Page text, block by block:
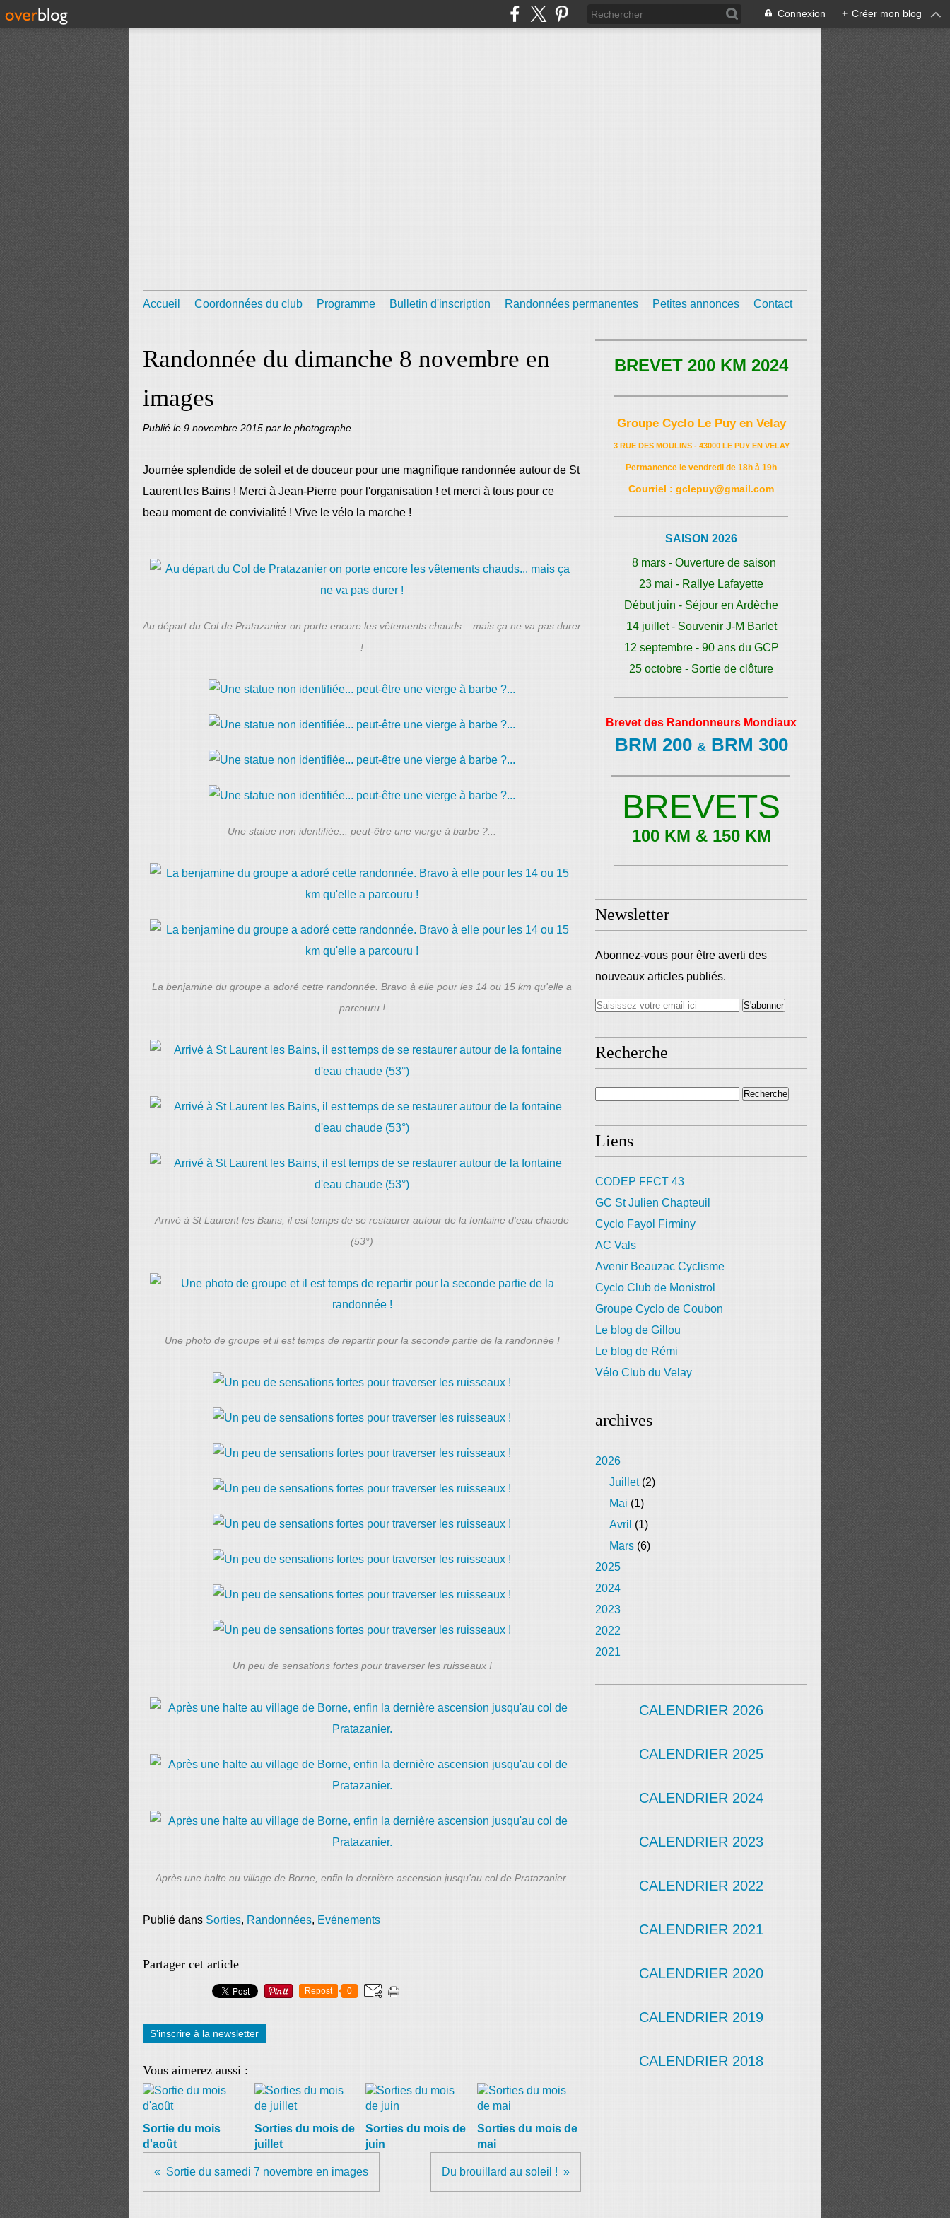
Connexion + Créer mon blog
Accueil Coordonnées du club Programme Bulletin d'inscription Randonnées permanentes Petites annonces Contact
Randonnée du dimanche 8 novembre en
images
Publié le 9 novembre 2015 par le photographe
Journée splendide de soleil et de douceur pour une magnifique randonnée autour de St
Laurent les Bains ! Merci à Jean-Pierre pour l'organisation ! et merci à tous pour ce
beau moment de convivialité ! Vive le vélo la marche !
Au départ du Col de Pratazanier on porte encore les vêtements chauds... mais ça ne va pas durer
!
Une statue non identifiée... peut-être une vierge à barbe ?...
La benjamine du groupe a adoré cette randonnée. Bravo à elle pour les 14 ou 15 km qu'elle a
parcouru !
Arrivé à St Laurent les Bains, il est temps de se restaurer autour de la fontaine d'eau chaude
(53°)
Une photo de groupe et il est temps de repartir pour la seconde partie de la randonnée !
Un peu de sensations fortes pour traverser les ruisseaux !
Après une halte au village de Borne, enfin la dernière ascension jusqu'au col de Pratazanier.
Publié dans Sorties, Randonnées, Evénements
Partager cet article
Repost 0
S'inscrire à la newsletter
Vous aimerez aussi :
Sortie du mois
d'août
Sorties du mois de
juillet
Sorties du mois de
juin
Sorties du mois de
mai
Sortie du samedi 7 novembre en images Du brouillard au soleil !
BREVET 200 KM 2024
Groupe Cyclo Le Puy en Velay
3 RUE DES MOULINS - 43000 LE PUY EN VELAY
Permanence le vendredi de 18h à 19h
Courriel : gclepuy@gmail.com
SAISON 2026
8 mars - Ouverture de saison
23 mai - Rallye Lafayette
Début juin - Séjour en Ardèche
14 juillet - Souvenir J-M Barlet
12 septembre - 90 ans du GCP
25 octobre - Sortie de clôture
Brevet des Randonneurs Mondiaux
BRM 200 &BRM 300
BREVETS
100 KM & 150 KM
Newsletter
Abonnez-vous pour être averti des
nouveaux articles publiés.
Recherche
Liens
CODEP FFCT 43
GC St Julien Chapteuil
Cyclo Fayol Firminy
AC Vals
Avenir Beauzac Cyclisme
Cyclo Club de Monistrol
Groupe Cyclo de Coubon
Le blog de Gillou
Le blog de Rémi
Vélo Club du Velay
archives
2026
Juillet(2)
Mai (1)
Avril (1)
Mars (6)
2025
2024
2023
2022
2021
CALENDRIER 2026
CALENDRIER 2025
CALENDRIER 2024
CALENDRIER 2023
CALENDRIER 2022
CALENDRIER 2021
CALENDRIER 2020
CALENDRIER 2019
CALENDRIER 2018